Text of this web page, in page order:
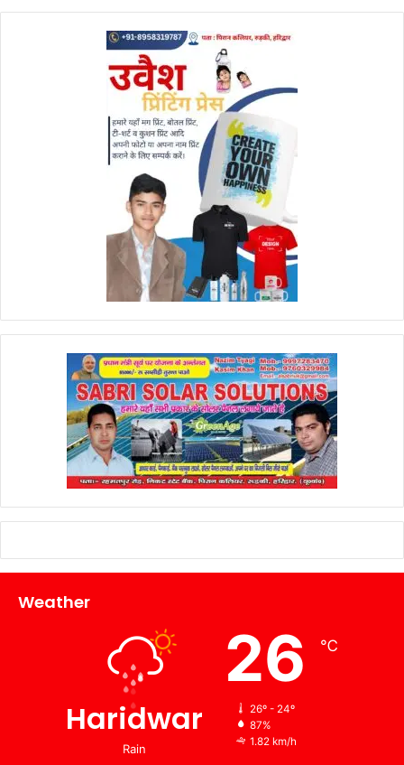
Weather
Haridwar
Rain
26 ℃
26º - 24º
87%
1.82 km/h